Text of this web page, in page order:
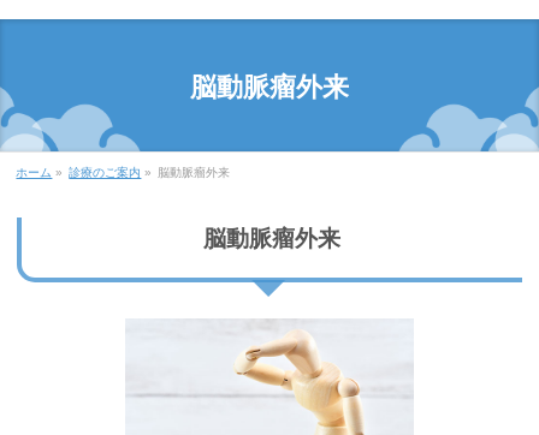
脳動脈瘤外来
ホーム » 診療のご案内 » 脳動脈瘤外来
脳動脈瘤外来